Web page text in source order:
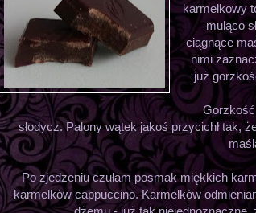
karmelkowy
muląco
ciągnące
nimi
już
Gorzkość
słodycz. Palony wątek jakoś przycichł tak,
Po zjedzeniu czułam posmak miękkich
karmelków cappuccino. Karmelków